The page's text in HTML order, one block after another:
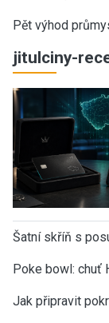
Pět výhod
jitulciny-
Šatní skříň s
Poke bowl: chuť
Jak připravit